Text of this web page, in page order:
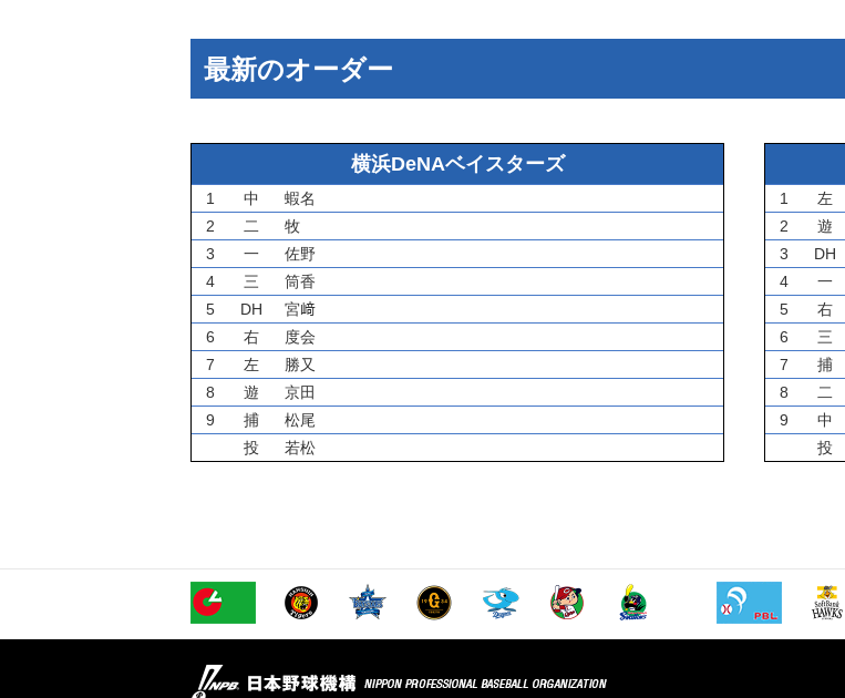
最新のオーダー
横浜DeNAベイスターズ
1 中
蝦名
2
二
牧
3
一
佐野
4
三
筒香
5
DH
宮﨑
6
右
度会
7
左
勝又
8
遊
京田
9
捕
松尾
投
若松
1 左
2
遊
3
DH
4
一
5
右
6
三
7
捕
8
二
9
中
投